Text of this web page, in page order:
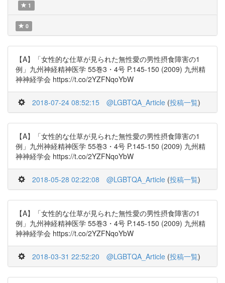
1
0
【A】「女性的な仕草が見られた無性愛の男性摂食障害の1
例」九州神経精神医学 55巻3・4号 P.145-150 (2009) 九州精
神神経学会 https://t.co/2YZFNqoYbW
2018-07-24 08:52:15 @LGBTQA_Article (投稿一覧)
【A】「女性的な仕草が見られた無性愛の男性摂食障害の1
例」九州神経精神医学 55巻3・4号 P.145-150 (2009) 九州精
神神経学会 https://t.co/2YZFNqoYbW
2018-05-28 02:22:08 @LGBTQA_Article (投稿一覧)
【A】「女性的な仕草が見られた無性愛の男性摂食障害の1
例」九州神経精神医学 55巻3・4号 P.145-150 (2009) 九州精
神神経学会 https://t.co/2YZFNqoYbW
2018-03-31 22:52:20 @LGBTQA_Article (投稿一覧)